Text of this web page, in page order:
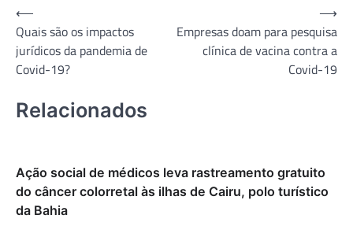
Navegação
de
Post
⟵
Quais são os impactos
jurídicos da pandemia de
Covid-19?
Empresas doam para pesquisa
clínica de vacina contra a
Covid-19
⟶
Relacionados
Ação social de médicos leva rastreamento gratuito
do câncer colorretal às ilhas de Cairu, polo turístico
da Bahia